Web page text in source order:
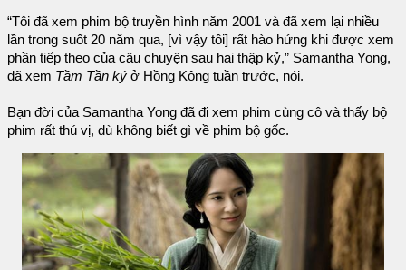
“Tôi đã xem phim bộ truyền hình năm 2001 và đã xem lại nhiều
lần trong suốt 20 năm qua, [vì vậy tôi] rất hào hứng khi được xem
phần tiếp theo của câu chuyện sau hai thập kỷ,” Samantha Yong,
đã xem Tầm Tần ký ở Hồng Kông tuần trước, nói.
Bạn đời của Samantha Yong đã đi xem phim cùng cô và thấy bộ
phim rất thú vị, dù không biết gì về phim bộ gốc.